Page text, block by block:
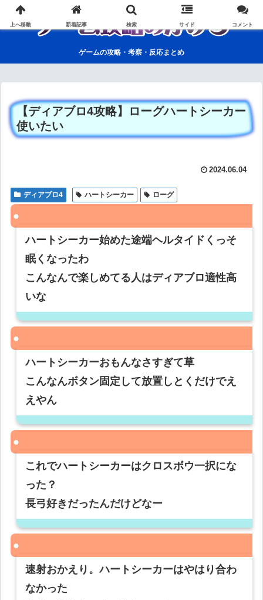
ゲームの攻略・考察・反応まとめ
【ディアブロ4攻略】ローグハートシーカー
使いたい
2024.06.04
ディアブロ4 ハートシーカー ローグ
ハートシーカー始めた途端ヘルタイドくっそ
眠くなったわ
こんなんで楽しめてる人はディアブロ適性高
いな
ハートシーカーおもんなさすぎて草
こんなんボタン固定して放置しとくだけでえ
えやん
これでハートシーカーはクロスボウ一択にな
った？
長弓好きだったんだけどなー
速射おかえり。ハートシーカーはやはり合わ
なかった
上へ移動 新着記事 検索 サイド コメント